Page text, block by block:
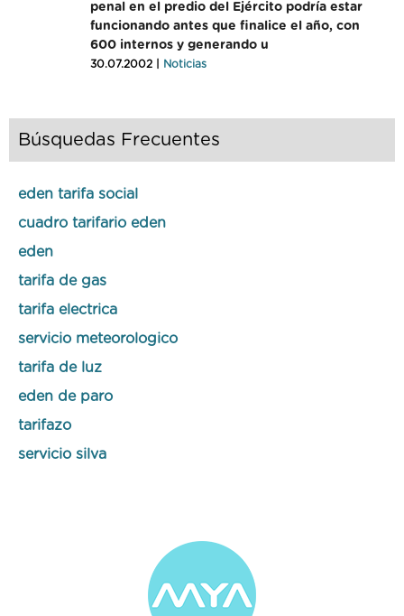
penal en el predio del Ejército podría estar
funcionando antes que finalice el año, con
600 internos y generando u
30.07.2002 | Noticias
Búsquedas Frecuentes
eden tarifa social
cuadro tarifario eden
eden
tarifa de gas
tarifa electrica
servicio meteorologico
tarifa de luz
eden de paro
tarifazo
servicio silva